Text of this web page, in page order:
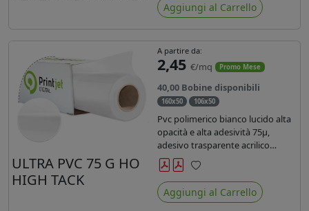
gonfiabili o cuscini di
Aggiungi al Carrello
ULTRA PVC 75 G HO
HIGH TACK
A partire da:
2,45 €/mq Promo Mese
40,00 Bobine disponibili
160x50 106x50
Pvc polimerico bianco lucido alta
opacità e alta adesività 75µ,
adesivo trasparente acrilico
hotmelt permanente, durata 5-7
anni, liner 140gr PE su entrambi
lati. Prestazioni di alto livello.
Dotato di certificato ignifugo
Preferiti
Aggiungi al Carrello